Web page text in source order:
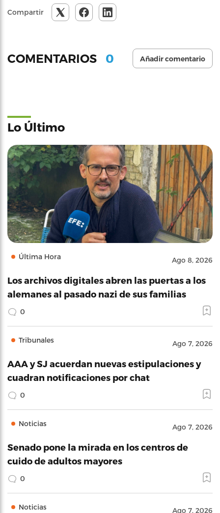
Compartir
COMENTARIOS 0 Añadir comentario
Lo Último
Última Hora Ago 8, 2026
Los archivos digitales abren las puertas a los
alemanes al pasado nazi de sus familias
0
Tribunales Ago 7, 2026
AAA y SJ acuerdan nuevas estipulaciones y
cuadran notificaciones por chat
0
Noticias Ago 7, 2026
Senado pone la mirada en los centros de
cuido de adultos mayores
0
Noticias Ago 7, 2026